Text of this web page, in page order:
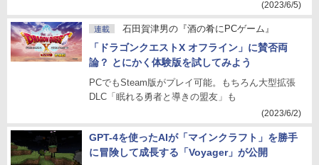
(2023/6/5)
連載 石田賀津男の『酒の肴にPCゲーム』
「ドラゴンクエストX オフライン」に賛否両
論？ とにかく体験版を試してみよう
PCでもSteam版がプレイ可能。もちろん大型拡張
DLC「眠れる勇者と導きの盟友」も
(2023/6/2)
GPT-4を使ったAIが「マインクラフト」を勝手
に冒険して成長する「Voyager」が公開